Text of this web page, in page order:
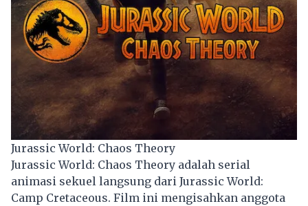
Jurassic World: Chaos Theory
Jurassic World: Chaos Theory adalah serial
animasi sekuel langsung dari Jurassic World:
Camp Cretaceous. Film ini mengisahkan anggota